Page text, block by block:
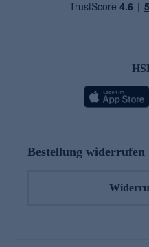
Bestellung widerrufen